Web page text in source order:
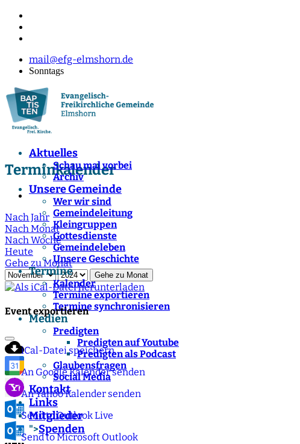
mail@efg-elmshorn.de
Sonntags
Aktuelles
Schau mal vorbei
Archiv
Unsere Gemeinde
Wer wir sind
Gemeindeleitung
Kleingruppen
Gottesdienste
Gemeindeleben
Unsere Geschichte
Termine
Kalender
Termine exportieren
Termine synchronisieren
Medien
Predigten
Predigten auf Youtube
Predigten als Podcast
Glaubensfragen
Social Media
Kontakt
Links
Mitglieder
">Spenden
Terminkalender
Nach Jahr
Nach Monat
Nach Woche
Heute
Gehe zu Monat
Gehe zu Monat
Event exportieren
iCal-Datei speichern
An Google Kalender senden
An Yahoo Kalender senden
Send to Outlook Live
Send to Microsoft Outlook